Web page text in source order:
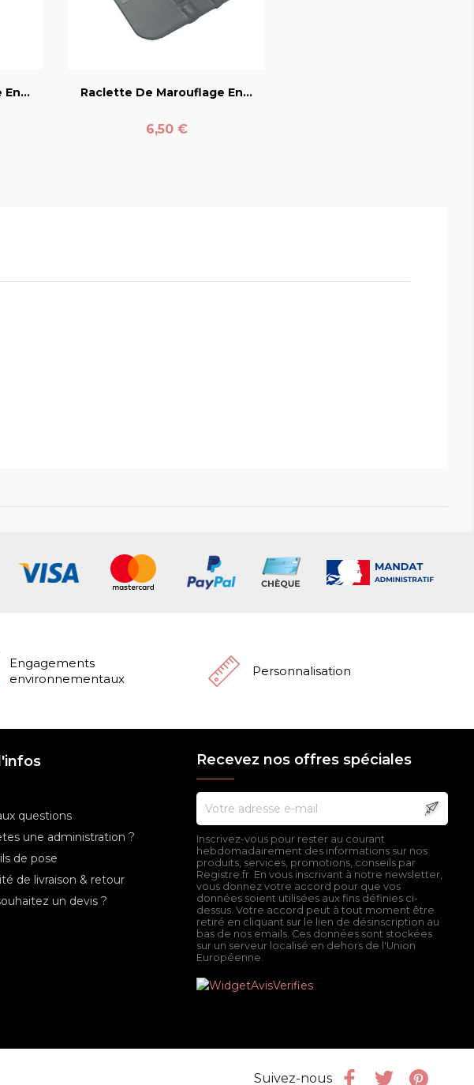
Raclette De Marouflage En...
Prix
6,50 €
Engagements
environnementaux
Personnalisation
questions
une administration ?
de pose
de livraison & retour
un devis ?
Recevez nos offres spéciales
Inscrivez-vous pour rester au courant
hebdomadairement des informations sur nos
produits, services, promotions, conseils par
Registre.fr. En vous inscrivant à notre newsletter,
vous donnez votre accord pour que vos
données soient utilisées aux fins définies ci-
dessus. Votre accord peut à tout moment être
retiré en cliquant sur le lien de désinscription au
bas de nos emails. Ces données sont stockées
sur un serveur localisé en dehors de l'Union
Européenne.
Suivez-nous FacebookTwitter